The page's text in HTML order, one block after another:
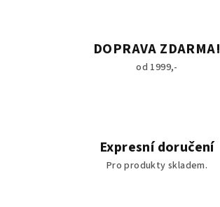
DOPRAVA ZDARMA!
od 1999,-
Expresní doručení
Pro produkty skladem.